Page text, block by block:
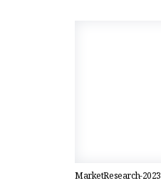
MarketResearch-2023